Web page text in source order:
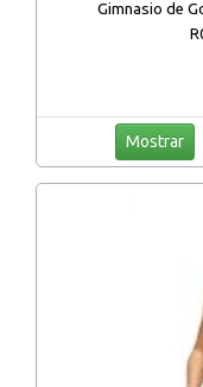
Gimnasio de
Mostrar